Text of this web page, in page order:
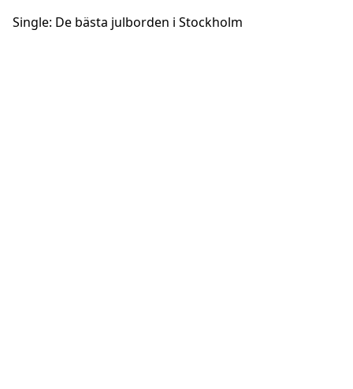
Single: De bästa julborden i Stockholm